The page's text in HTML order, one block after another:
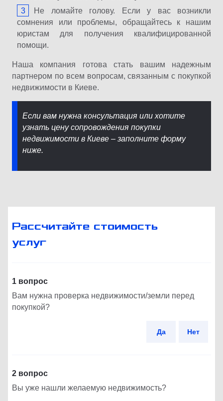
Не ломайте голову. Если у вас возникли
сомнения или проблемы, обращайтесь к нашим
юристам для получения квалифицированной
помощи.
Наша компания готова стать вашим надежным
партнером по всем вопросам, связанным с покупкой
недвижимости в Киеве.
Если вам нужна консультация или хотите
узнать цену сопровождения покупки
недвижимости в Киеве – заполните форму
ниже.
Рассчитайте стоимость
услуг
1 вопрос
Вам нужна проверка недвижимости/земли перед
покупкой?
Да Нет
2 вопрос
Вы уже нашли желаемую недвижимость?